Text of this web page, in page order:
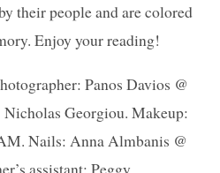
their people and are colored
Enjoy your reading!
Panos Davios @
Georgiou. Makeup:
Νails: Anna Almbanis @
assistant: Peggy